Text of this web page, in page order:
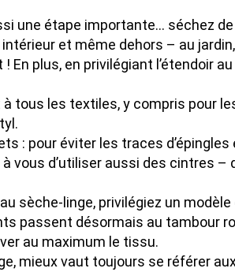
une étape importante… séchez
et même dehors – au
En plus, en privilégiant l’étendoir
à tous les textiles, y compris pour
: pour éviter les traces
vous d’utiliser aussi des cintres
sèche-linge, privilégiez un
passent désormais au tambour
au maximum le tissu.
mieux vaut toujours se référer